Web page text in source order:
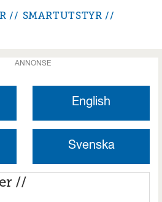
SMARTUTSTYR
ANNONSE
English
Svenska
//